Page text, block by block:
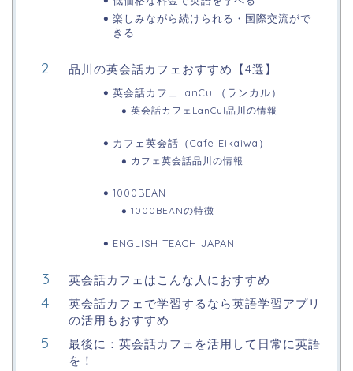
楽しみながら続けられる・国際交流がで
きる
品川の英会話カフェおすすめ【4選】
英会話カフェLanCul（ランカル）
英会話カフェLanCul品川の情報
カフェ英会話（Cafe Eikaiwa）
カフェ英会話品川の情報
1000BEAN
1000BEANの特徴
ENGLISH TEACH JAPAN
英会話カフェはこんな人におすすめ
英会話カフェで学習するなら英語学習アプリ
の活用もおすすめ
最後に：英会話カフェを活用して日常に英語
を！